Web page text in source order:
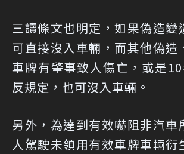
三讀條文也明定，如果偽造變
可直接沒入車輛，而其他偽造
車牌有肇事致人傷亡，或是
反規定，也可沒入車輛。
另外，為達到有效嚇阻非汽車
人駕駛未領用有效車牌車輛衍